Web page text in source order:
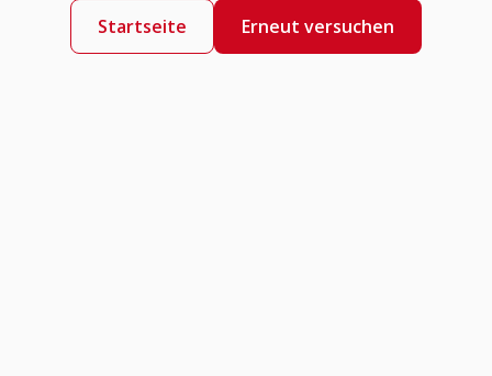
Startseite
Erneut versuchen